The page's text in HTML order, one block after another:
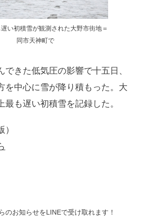
い初積雪が観測された大野市街地＝
同市天神町で
できた低気圧の影響で十五日、
を中心に雪が降り積もった。大
最も遅い初積雪を記録した。
のお知らせをLINEで受け取れます！